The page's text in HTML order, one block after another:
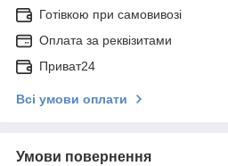
Готівкою при самовивозі
Оплата за реквізитами
Приват24
Всі умови оплати
Умови повернення